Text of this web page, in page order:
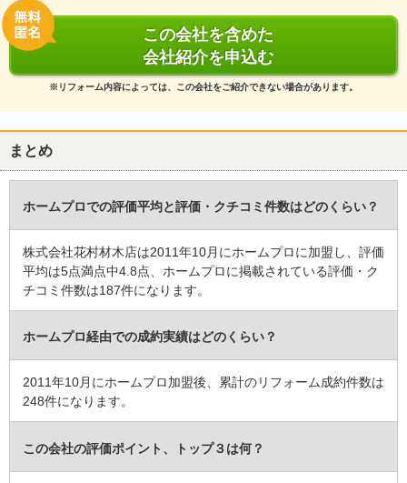
リフォーム箇所
外構・エクステリア 、 ダイニング
、収納
： 17,300,000円
施工地
：愛知県 一宮市
工事完了日
： 2025年12月12日
『担当者の人柄・説明力』が良かった
5
信頼感
この会社に決めた理由
建物のタイプ
： 戸建住宅
リフォーム箇所：外構・エクステリア
価格
： 12,200,000円
施工地
：愛知県
この会社を含めた
会社紹介を申込む
※リフォーム内容によっては、この会社をご紹介できない場合があります。
まとめ
ホームプロでの評価平均と評価・クチコミ件数はどのくらい？
株式会社花村材木店は2011年10月にホームプロに加盟し、評価
平均は5点満点中4.8点、ホームプロに掲載されている評価・ク
チコミ件数は187件になります。
ホームプロ経由での成約実績はどのくらい？
2011年10月にホームプロ加盟後、累計のリフォーム成約件数は
248件になります。
この会社の評価ポイント、トップ３は何？